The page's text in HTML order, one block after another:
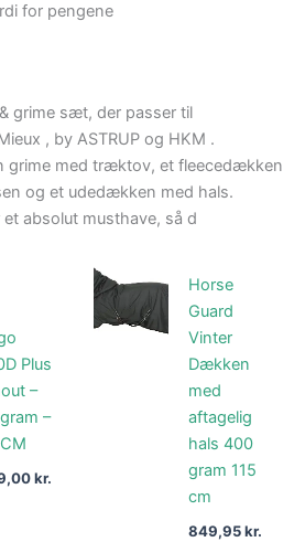
for pengene
grime sæt, der passer til
, by ASTRUP og HKM .
grime med træktov, et fleecedækken
og et udedækken med hals.
absolut musthave, så d
Plus
–
–
kr.
Horse
Guard
Vinter
Dækken
med
aftagelig
hals 400
gram 115
cm
849,95kr.